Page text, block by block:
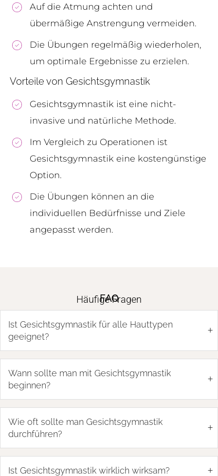
Auf die Atmung achten und
übermäßige Anstrengung vermeiden.
Die Übungen regelmäßig wiederholen,
um optimale Ergebnisse zu erzielen.
Vorteile von Gesichtsgymnastik
Gesichtsgymnastik ist eine nicht-
invasive und natürliche Methode.
Im Vergleich zu Operationen ist
Gesichtsgymnastik eine kostengünstige
Option.
Die Übungen können an die
individuellen Bedürfnisse und Ziele
angepasst werden.
FAQ
Häufige Fragen
Ist Gesichtsgymnastik für alle Hauttypen
geeignet?
+
Wann sollte man mit Gesichtsgymnastik
beginnen?
+
Wie oft sollte man Gesichtsgymnastik
durchführen?
+
Ist Gesichtsgymnastik wirklich wirksam? +